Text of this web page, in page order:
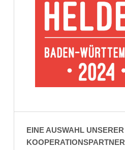
EINE AUSWAHL UNSERER
KOOPERATIONSPARTNER